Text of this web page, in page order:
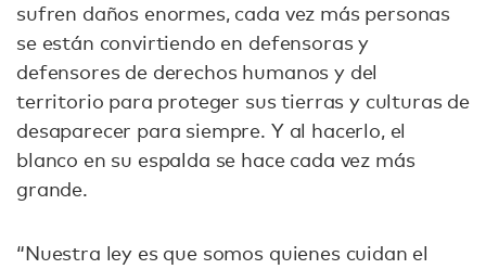
sufren daños enormes, cada vez más personas
se están convirtiendo en defensoras y
defensores de derechos humanos y del
territorio para proteger sus tierras y culturas de
desaparecer para siempre. Y al hacerlo, el
blanco en su espalda se hace cada vez más
grande.
“Nuestra ley es que somos quienes cuidan el